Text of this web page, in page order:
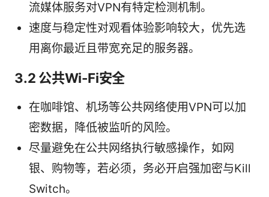
流媒体服务对VPN有特定检测机制。
速度与稳定性对观看体验影响较大，优先选
用离你最近且带宽充足的服务器。
3.2 公共Wi-Fi安全
在咖啡馆、机场等公共网络使用VPN可以加
密数据，降低被监听的风险。
尽量避免在公共网络执行敏感操作，如网
银、购物等，若必须，务必开启强加密与Kill
Switch。